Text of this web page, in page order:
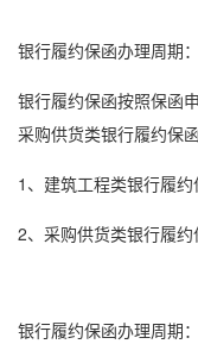
银行履约保函办理周期：
银行履约保函按照保函
采购供货类银行履约保函
1、建筑工程类银行履约
2、采购供货类银行履约
银行履约保函办理周期：